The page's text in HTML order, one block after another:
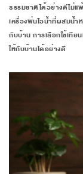
ธรรมชาติได้อย่างดีไม่แ
เครื่องพ่นไอน้ำที่ผสมน้ำ
กับบ้าน การเลือกใช้เที
ให้กับบ้านได้อย่างดี